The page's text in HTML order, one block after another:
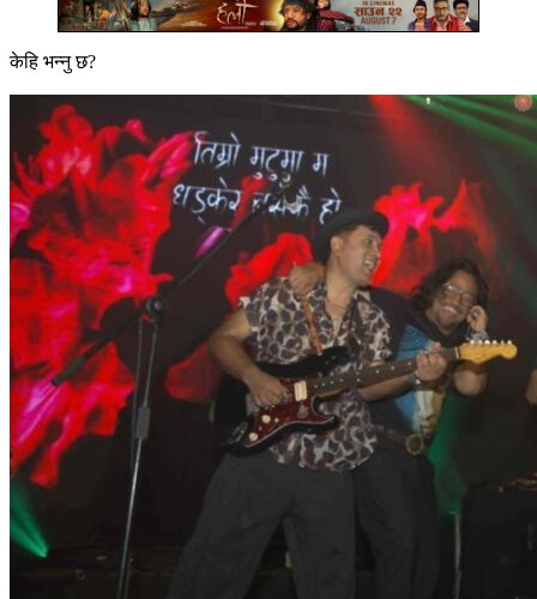
केहि भन्नु छ?